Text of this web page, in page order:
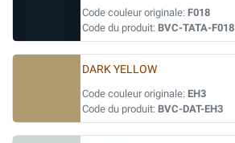
Code couleur originale: F018
Code du produit: BVC-TATA-F018
DARK YELLOW
Code couleur originale: EH3
Code du produit: BVC-DAT-EH3